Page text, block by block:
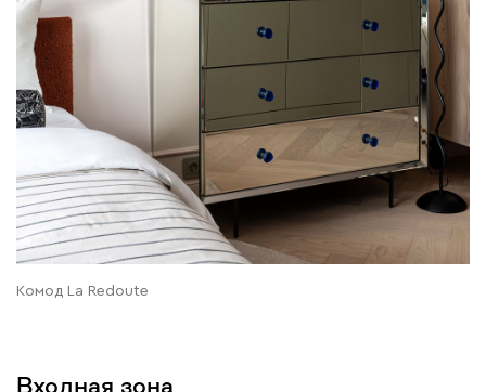
Комод La Redoute
Входная зона